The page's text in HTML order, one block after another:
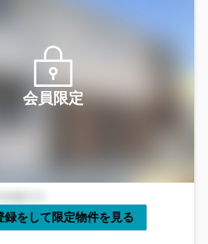
会員限定
録をして限定物件を見る